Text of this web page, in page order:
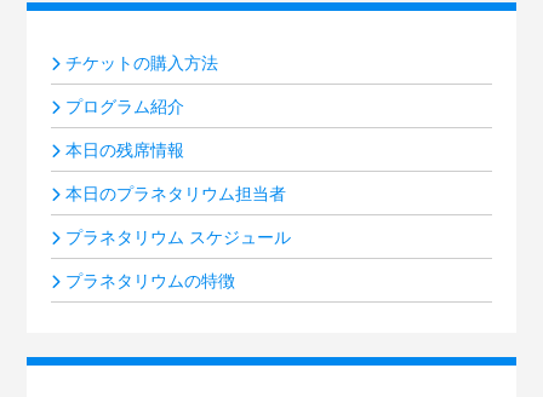
チケットの購入方法
プログラム紹介
本日の残席情報
本日のプラネタリウム担当者
プラネタリウム スケジュール
プラネタリウムの特徴